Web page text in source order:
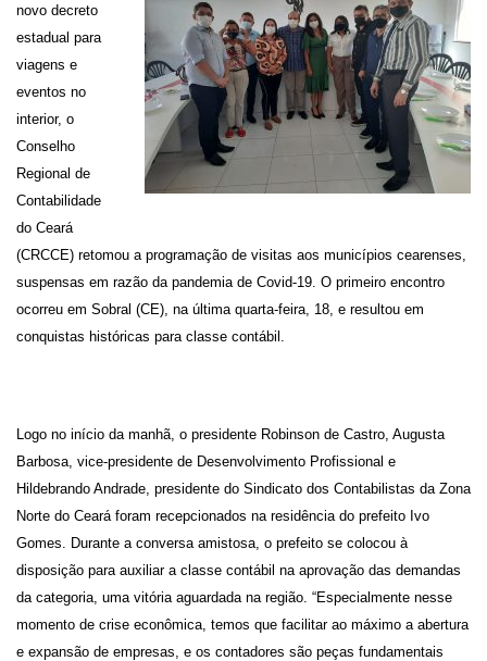
novo decreto
estadual para
viagens e
eventos no
interior, o
Conselho
Regional de
Contabilidade
do Ceará
(CRCCE) retomou a programação de visitas aos municípios cearenses,
suspensas em razão da pandemia de Covid-19. O primeiro encontro
ocorreu em Sobral (CE), na última quarta-feira, 18, e resultou em
conquistas históricas para classe contábil.
Logo no início da manhã, o presidente Robinson de Castro, Augusta
Barbosa, vice-presidente de Desenvolvimento Profissional e
Hildebrando Andrade, presidente do Sindicato dos Contabilistas da Zona
Norte do Ceará foram recepcionados na residência do prefeito Ivo
Gomes. Durante a conversa amistosa, o prefeito se colocou à
disposição para auxiliar a classe contábil na aprovação das demandas
da categoria, uma vitória aguardada na região. “Especialmente nesse
momento de crise econômica, temos que facilitar ao máximo a abertura
e expansão de empresas, e os contadores são peças fundamentais